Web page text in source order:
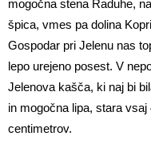
mogočna stena Raduhe,
špica, vmes pa dolina
Gospodar pri Jelenu nas
lepo urejeno posest. V
Jelenova kašča, ki naj bi
in mogočna lipa, stara
centimetrov.